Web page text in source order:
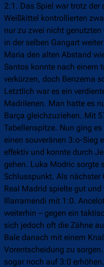
2:1. Das Spiel war trotz der
Weißkittel kontrollierten
nur zu zwei nicht
in der selben Gangart
Maria den alten Abstand
Santos konnte nach einem
verkürzen, doch Benzema
Letztlich war es ein
Madrilenen. Man hatte es
Barça gleichzuziehen. Mit
Tabellenspitze. Nun ging
einen souveränen 3:o-Sieg
effektiv und konnte durch
gehen. Luka Modric sorgte
Schlusspunkt. Als nächster
Real Madrid spielte gut
Illarramendi mit 1:0.
weiterhin – gegen ein
sich jedoch oft die Zähne
Bale danach mit einem
Vorentscheidung zu
sogar noch auf 3:0